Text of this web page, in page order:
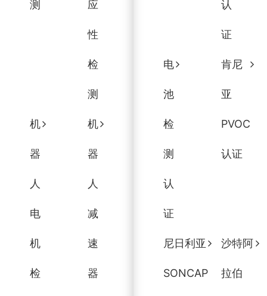
测 应
性
检
测
机
器
人
电
机
检
机
器
人
减
速
器
认
证
电
池
检
测
认
证
肯尼
亚
PVOC
认证
尼日利亚
SONCAP
沙特阿
拉伯